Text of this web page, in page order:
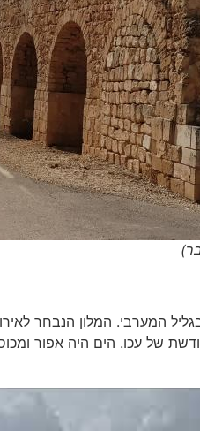
המערבי. המלון הנבחר
של עכו. הים היה אפור